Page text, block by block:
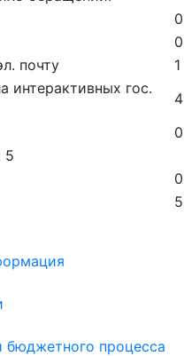
0
0
почту
1
интерактивных гос.
4
0
5
0
5
процесса